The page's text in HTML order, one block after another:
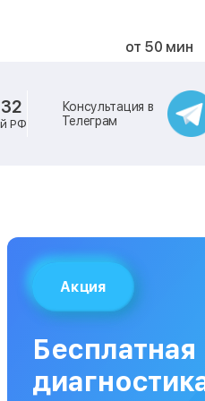
от 50 мин
от 40 мин
от 40 мин
от 120 мин
РФ
Консультация в
Телеграм
Акция
Бесплатная